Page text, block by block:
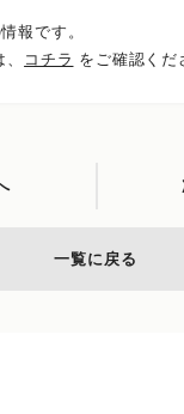
報です。
コチラ をご確認くだ
一覧に戻る